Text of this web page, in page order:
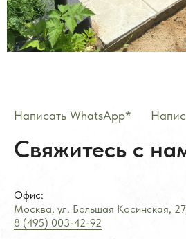
Написать WhatsApp*
Свяжитесь с
Офис:
Москва, ул. Большая Косинская,
8 (495) 003-42-92